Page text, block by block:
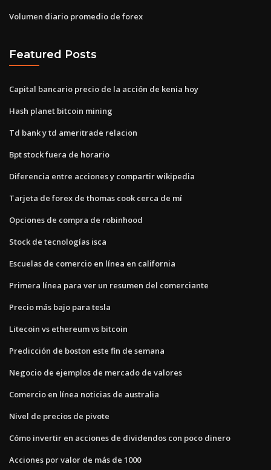
Volumen diario promedio de forex
Featured Posts
Capital bancario precio de la acción de kenia hoy
Hash planet bitcoin mining
Td bank y td ameritrade relacion
Bpt stock fuera de horario
Diferencia entre acciones y compartir wikipedia
Tarjeta de forex de thomas cook cerca de mí
Opciones de compra de robinhood
Stock de tecnologías isca
Escuelas de comercio en línea en california
Primera línea para ver un resumen del comerciante
Precio más bajo para tesla
Litecoin vs ethereum vs bitcoin
Predicción de boston este fin de semana
Negocio de ejemplos de mercado de valores
Comercio en línea noticias de australia
Nivel de precios de pivote
Cómo invertir en acciones de dividendos con poco dinero
Acciones por valor de más de 1000